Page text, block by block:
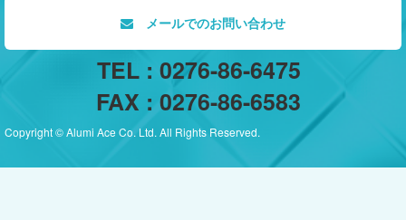
メールでのお問い合わせ
TEL : 0276-86-6475
FAX : 0276-86-6583
Copyright © Alumi Ace Co. Ltd. All Rights Reserved.